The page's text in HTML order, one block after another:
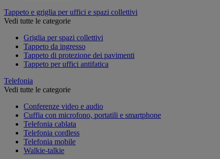
Tappeto e griglia per uffici e spazi collettivi
Vedi tutte le categorie
Griglia per spazi collettivi
Tappeto da ingresso
Tappeto di protezione dei pavimenti
Tappeto per uffici antifatica
Telefonia
Vedi tutte le categorie
Conferenze video e audio
Cuffia con microfono, portatili e smartphone
Telefonia cablata
Telefonia cordless
Telefonia mobile
Walkie-talkie